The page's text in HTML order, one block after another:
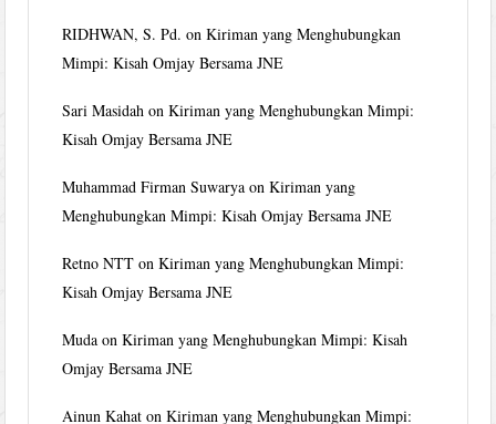
RIDHWAN, S. Pd. onKiriman yang Menghubungkan
Mimpi: Kisah Omjay Bersama JNE
Sari Masidah onKiriman yang Menghubungkan Mimpi:
Kisah Omjay Bersama JNE
Muhammad Firman Suwarya onKiriman yang
Menghubungkan Mimpi: Kisah Omjay Bersama JNE
Retno NTT onKiriman yang Menghubungkan Mimpi:
Kisah Omjay Bersama JNE
Muda onKiriman yang Menghubungkan Mimpi: Kisah
Omjay Bersama JNE
Ainun Kahat onKiriman yang Menghubungkan Mimpi: